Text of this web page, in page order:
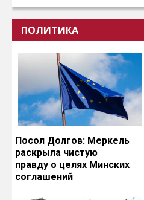
ПОЛИТИКА
Посол Долгов: Меркель
раскрыла чистую
правду о целях Минских
соглашений